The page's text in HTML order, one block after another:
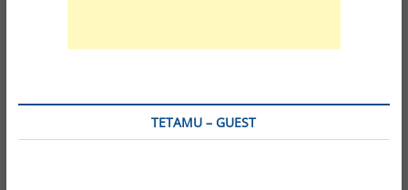
TETAMU – GUEST